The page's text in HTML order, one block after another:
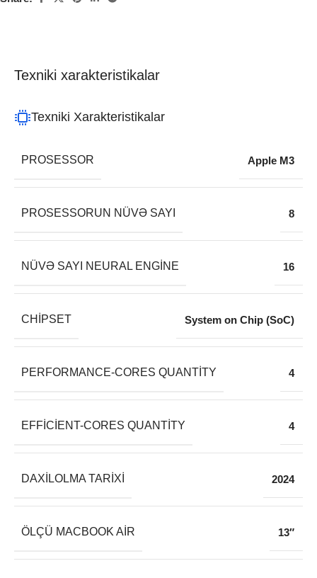
Texniki xarakteristikalar
Texniki Xarakteristikalar
PROSESSOR Apple M3
PROSESSORUN NÜVƏ SAYI 8
NÜVƏ SAYI NEURAL ENGINE 16
CHIPSET System on Chip (SoC)
PERFORMANCE-CORES QUANTITY 4
EFFICIENT-CORES QUANTITY 4
DAXILOLMA TARIXI 2024
ÖLÇÜ MACBOOK AIR 13″